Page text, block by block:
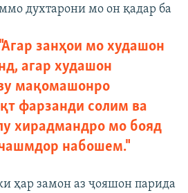
духтарони мо он қадар ба
занҳои мо худашон
агар худашон
мақомашонро
фарзанди солим ва
хирадмандро мо бояд
набошем."
ҳар замон аз ҷояшон парида